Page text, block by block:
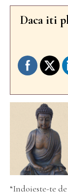
Daca iti
“Indoieste-te